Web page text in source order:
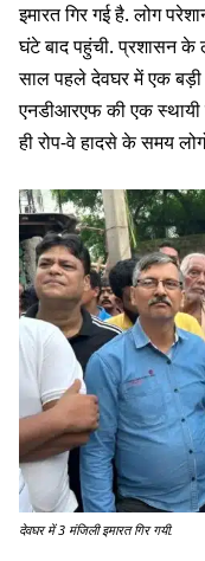
इमारत गिर गई है. लोग
घंटे बाद पहुंची. प्रशासन
साल पहले देवघर में एक बड़ी
एनडीआरएफ की एक स्थायी
ही रोप-वे हादसे के समय
देवघर में 3 मंजिली इमारत गिर गयी.